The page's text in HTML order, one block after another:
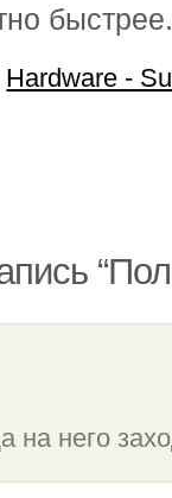
Hardware -
на него